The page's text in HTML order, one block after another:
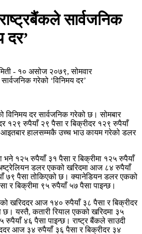
सार्वजनिक
दर’
- १० असोज २०७९, सोमवार
विनिमय दर सार्वजनिक गरेको छ। सोमबार
१२९ रुपैयाँ २९ पैसा र बिक्रीदर १२९ रुपैयाँ
हालसम्मकै उच्च भाउ कायम गरेको डलर
भने १२५ रुपैयाँ ३१ पैसा र बिक्रीमा १२५ रुपैयाँ
डलर एकको खरिदमा आज ८४ रुपैयाँ
७९ पैसा तोकिएको छ। क्यानेडियन डलर एकको
र बिक्रीमा ९५ रुपैयाँ ५७ पैसा पाइन्छ।
खरिददर आज १४० रुपैयाँ ३८ पैसा र बिक्रीदर
छ। यस्तै, कतारी रियाल एकको खरिदमा ३५
रुपैयाँ ४६ पैसा पाइन्छ। राष्ट्र बैंकले साउदी
आज ३४ रुपैयाँ ३६ पैसा र बिक्रीदर ३४